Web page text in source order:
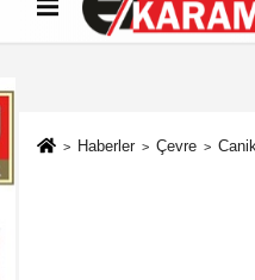
Künye İletişim Çerez
Haberler Çevre